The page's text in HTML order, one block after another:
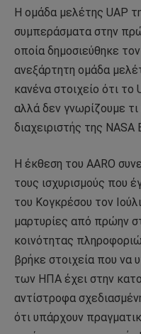
Η ομάδα μελέτης UAP
συμπεράσματα στην
οποία δημοσιεύθηκε
ανεξάρτητη ομάδα
κανένα στοιχείο ότι το
αλλά δεν γνωρίζουμε τι
διαχειριστής της NASA
Η έκθεση του AARO
τους ισχυρισμούς που
του Κογκρέσου τον
μαρτυρίες από πρώην
κοινότητας
βρήκε στοιχεία που να
των ΗΠΑ έχει στην
αντίστροφα
ότι υπάρχουν